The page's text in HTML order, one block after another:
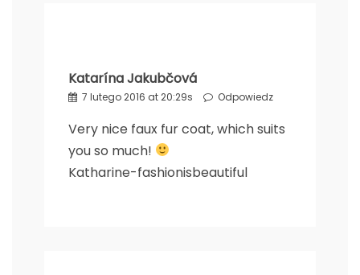
Katarína Jakubčová
7 lutego 2016 at 20:29s Odpowiedz
Very nice faux fur coat, which suits
you so much!
Katharine-fashionisbeautiful